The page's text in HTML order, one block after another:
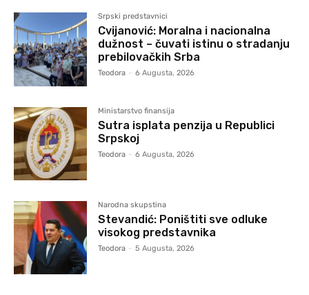
Srpski predstavnici
Cvijanović: Moralna i nacionalna
dužnost – čuvati istinu o stradanju
prebilovačkih Srba
Teodora - 6 Augusta, 2026
Ministarstvo finansija
Sutra isplata penzija u Republici
Srpskoj
Teodora - 6 Augusta, 2026
Narodna skupstina
Stevandić: Poništiti sve odluke
visokog predstavnika
Teodora - 5 Augusta, 2026